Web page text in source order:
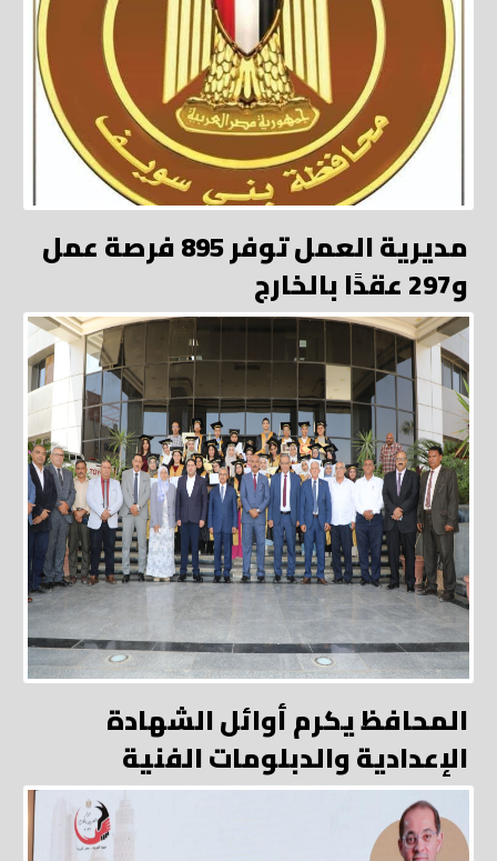
مديرية العمل توفر 895 فرصة عمل
و297 عقدًا بالخارج
المحافظ يكرم أوائل الشهادة
الإعدادية والدبلومات الفنية